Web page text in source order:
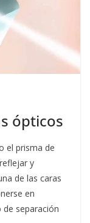
ópticos
el prisma de
y
de las caras
en
separación